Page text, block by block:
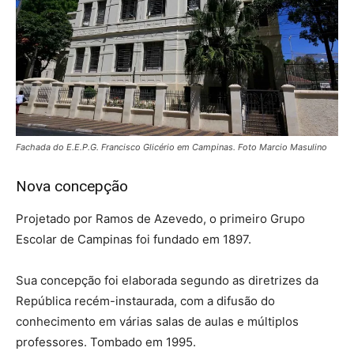
Fachada do E.E.P.G. Francisco Glicério em Campinas. Foto Marcio Masulino
Nova concepção
Projetado por Ramos de Azevedo, o primeiro Grupo
Escolar de Campinas foi fundado em 1897.
Sua concepção foi elaborada segundo as diretrizes da
República recém-instaurada, com a difusão do
conhecimento em várias salas de aulas e múltiplos
professores. Tombado em 1995.